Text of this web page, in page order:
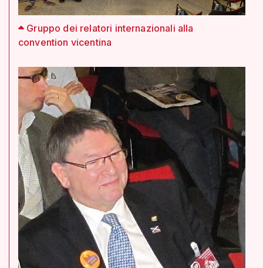
Gruppo dei relatori internazionali alla
convention vicentina